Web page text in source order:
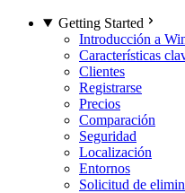
Getting Started
Introducción a
Características
Clientes
Registrarse
Precios
Comparación
Seguridad
Localización
Entornos
Solicitud de